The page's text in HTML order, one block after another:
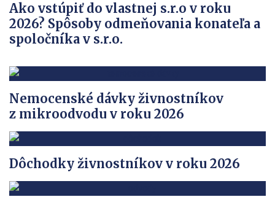
Ako vstúpiť do vlastnej s.r.o v roku
2026? Spôsoby odmeňovania konateľa a
spoločníka v s.r.o.
Nemocenské dávky živnostníkov
z mikroodvodu v roku 2026
Dôchodky živnostníkov v roku 2026